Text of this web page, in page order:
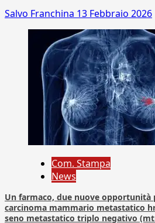
Salvo Franchina 13 Febbraio 2026
Com. Stampa
News
Un farmaco, due nuove opportunità
carcinoma mammario metastatico
seno metastatico triplo negativo